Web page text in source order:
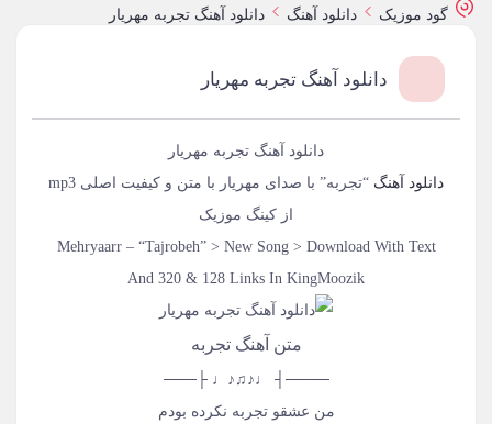
گود موزیک دانلود آهنگ دانلود آهنگ تجربه مهریار
دانلود آهنگ تجربه مهریار
دانلود آهنگ تجربه مهریار
دانلود آهنگ
“تجربه” با صدای مهریار با متن و کیفیت اصلی mp3
از کینگ موزیک
Mehryaarr – “Tajrobeh” > New Song > Download With Text
And 320 & 128 Links In KingMoozik
متن آهنگ تجربه
────┤ ♩♪♫♪♩ ├───
من عشقو تجربه نکرده بودم